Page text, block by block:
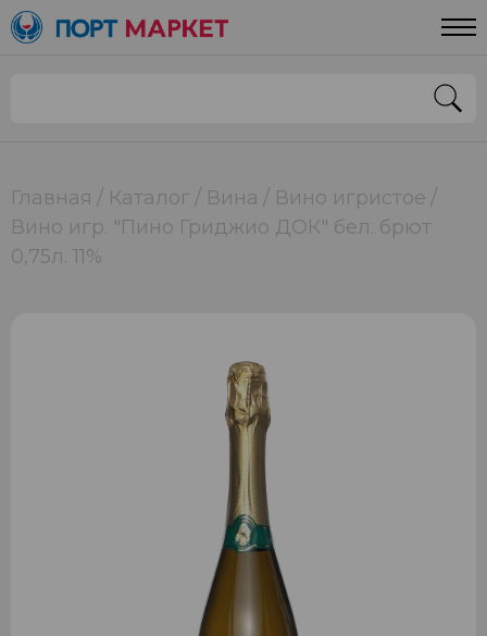
Главная Каталог Вина
Вино игристое
Вино игр. "Пино Гриджио ДОК" бел. брют
0,75л. 11%